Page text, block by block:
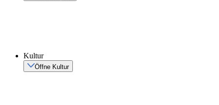
Kultur
Öffne Kultur